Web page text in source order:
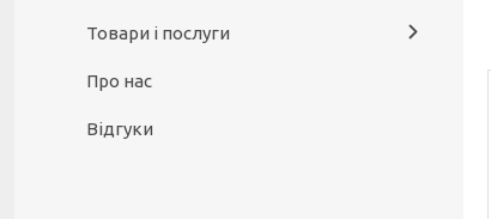
Товари і послуги
Про нас
Відгуки